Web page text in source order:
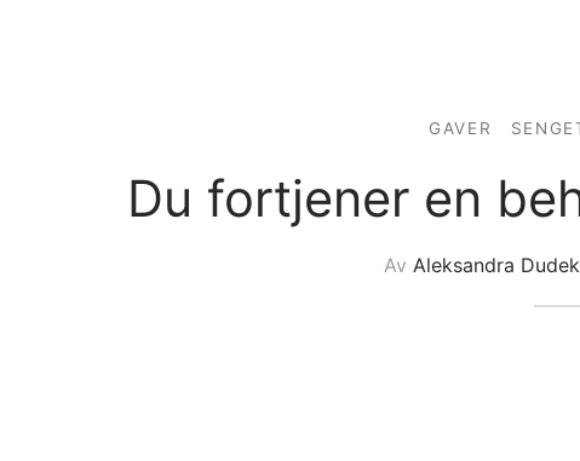
GAVER
Du fortjener en
Av Aleksandra Dudek